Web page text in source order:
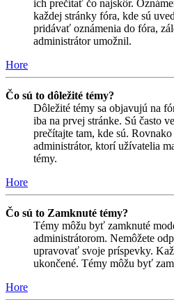
ich prečítať čo najskôr.
každej stránky fóra, kde sú
pridávať oznámenia do fóra,
administrátor umožnil.
Hore
Čo sú to dôležité témy?
Dôležité témy sa objavujú na
iba na prvej stránke. Sú často
prečítajte tam, kde sú.
administrátor, ktorí užívatelia
témy.
Hore
Čo sú to Zamknuté témy?
Témy môžu byť zamknuté
administrátorom. Nemôžete
upravovať svoje príspevky.
ukončené. Témy môžu byť
Hore